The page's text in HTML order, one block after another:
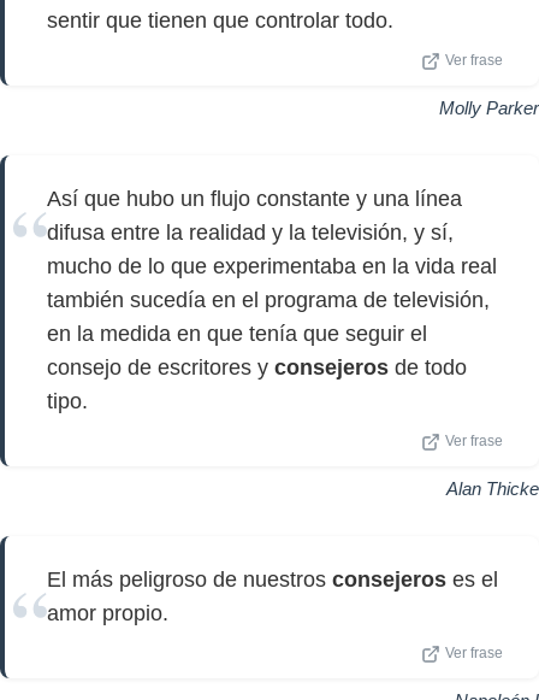
sentir que tienen que controlar todo.
Ver frase
Molly Parker
Así que hubo un flujo constante y una línea
difusa entre la realidad y la televisión, y sí,
mucho de lo que experimentaba en la vida real
también sucedía en el programa de televisión,
en la medida en que tenía que seguir el
consejo de escritores y consejeros de todo
tipo.
Ver frase
Alan Thicke
El más peligroso de nuestros consejeros es el
amor propio.
Ver frase